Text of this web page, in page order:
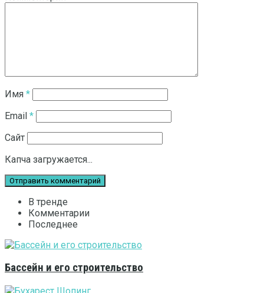
Имя *
Email *
Сайт
Капча загружается...
В тренде
Комментарии
Последнее
Бассейн и его строительство